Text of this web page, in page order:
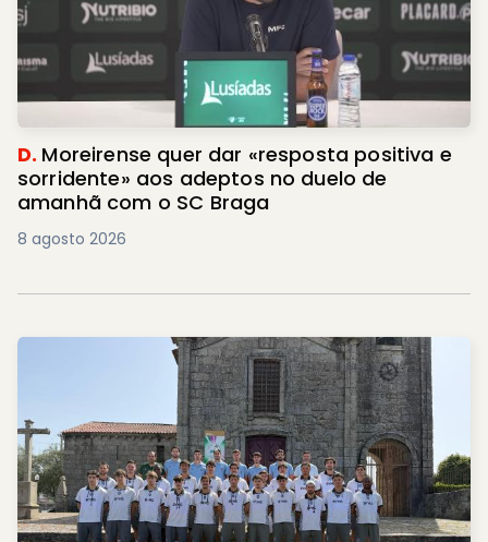
D. Moreirense quer dar «resposta positiva e
sorridente» aos adeptos no duelo de
amanhã com o SC Braga
8 agosto 2026